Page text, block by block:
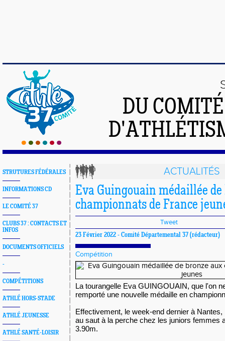
DU
STRUTURES FÉDÉRALES
INFORMATIONS CD
LE COMITÉ 37
CLUBS 37 : CONTACTS ET
INFOS
DOCUMENTS OFFICIELS
-
COMPÉTITIONS
ATHLÉ HORS-STADE
ATHLÉ JEUNESSE
ATHLÉ SANTÉ-LOISIR
ACTUALITÉS
Eva Guingouain médaillée de
championnats de France
Tweet
23 Février 2022 - Comité Départemental 37 (rédacteur)
Compétition
La tourangelle Eva GUINGOUAIN, que l'on
remporté une nouvelle médaille en
Effectivement, le week-end dernier à
au saut à la perche chez les juniors femmes
3.90m.